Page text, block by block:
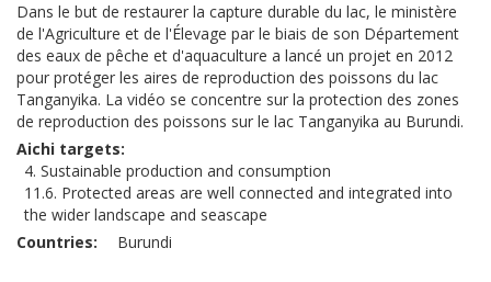
Dans le but de restaurer la capture durable du lac, le ministère
de l'Agriculture et de l'Élevage par le biais de son Département
des eaux de pêche et d'aquaculture a lancé un projet en 2012
pour protéger les aires de reproduction des poissons du lac
Tanganyika. La vidéo se concentre sur la protection des zones
de reproduction des poissons sur le lac Tanganyika au Burundi.
Aichi targets
4. Sustainable production and consumption
11.6. Protected areas are well connected and integrated into
the wider landscape and seascape
Countries
Burundi